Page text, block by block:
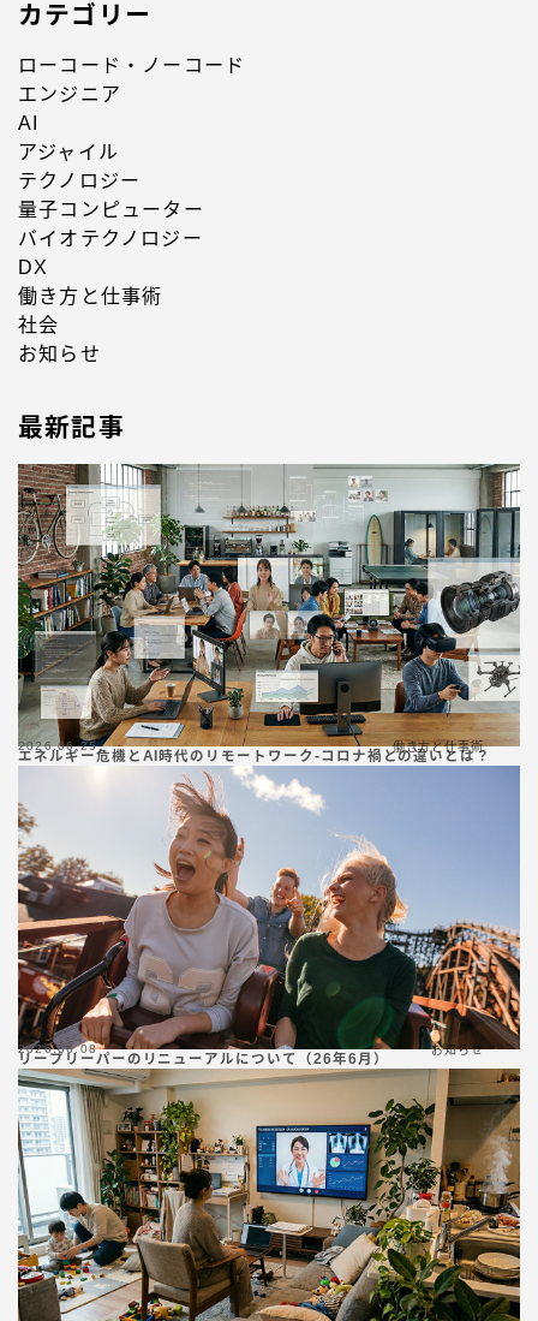
カテゴリー
ローコード・ノーコード
エンジニア
AI
アジャイル
テクノロジー
量子コンピューター
バイオテクノロジー
DX
働き方と仕事術
社会
お知らせ
最新記事
エネルギー危機とAI時代のリモートワーク-コロナ禍との違いとは？
2026.06.25 働き方と仕事術
リープリーパーのリニューアルについて（26年6月）
2026.06.08 お知らせ